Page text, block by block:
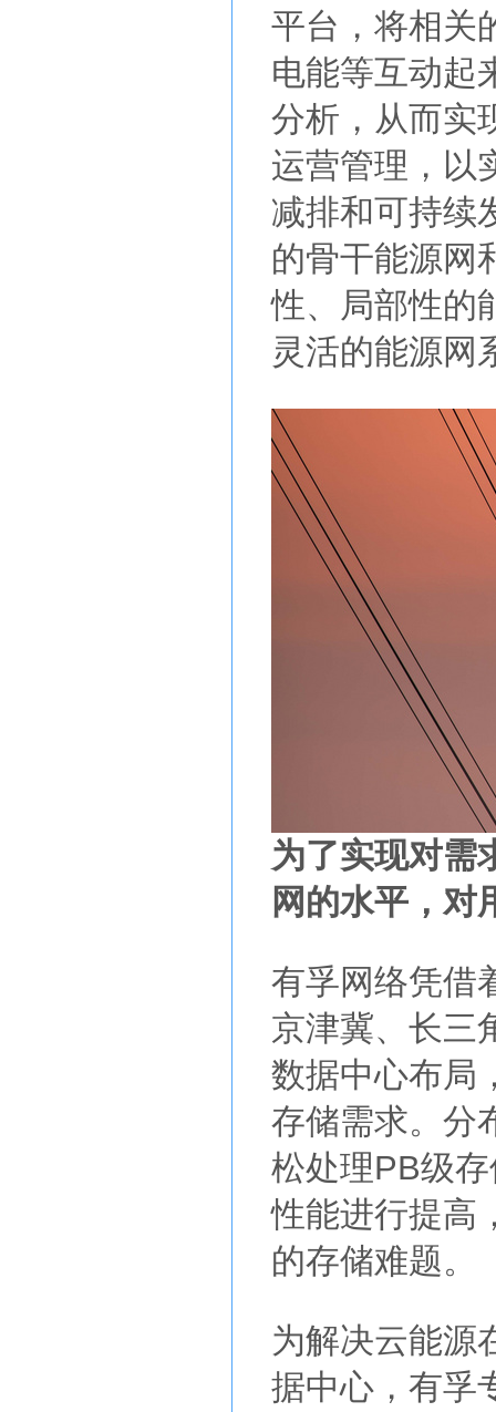
平台，将相关
电能等互动起
分析，从而实
运营管理，以
减排和可持续
的骨干能源网
性、局部性的
灵活的能源网
为了实现对需
网的水平，对
有孚网络凭借
京津冀、长三
数据中心布局
存储需求。分
松处理PB级
性能进行提高
的存储难题。
为解决云能源
据中心，有孚